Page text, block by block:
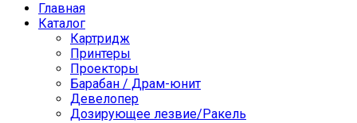
Главная
Каталог
Картридж
Принтеры
Проекторы
Барабан / Драм-юнит
Девелопер
Дозирующее лезвие/Ракель